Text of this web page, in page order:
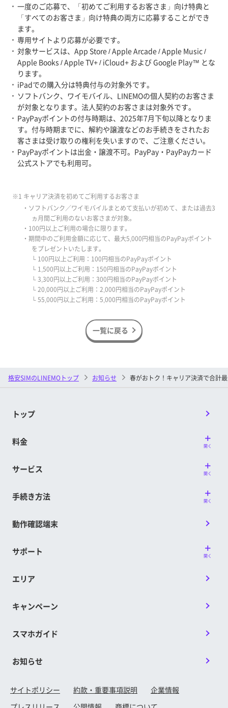
一度のご応募で、「初めてご利用するお客さま」向け特典と
「すべてのお客さま」向け特典の両方に応募することができ
ます。
専用サイトより応募が必要です。
対象サービスは、App Store / Apple Arcade / Apple Music /
Apple Books / Apple TV+ / iCloud+ および Google Play™ とな
ります。
iPadでの購入分は特典付与の対象外です。
ソフトバンク、ワイモバイル、LINEMOの個人契約のお客さま
が対象となります。法人契約のお客さまは対象外です。
PayPayポイントの付与時期は、2025年7月下旬以降となりま
す。付与時期までに、解約や譲渡などのお手続きをされたお
客さまは受け取りの権利を失いますので、ご注意ください。
PayPayポイントは出金・譲渡不可。PayPay・PayPayカード
公式ストアでも利用可。
※1 キャリア決済を初めてご利用するお客さま
・ソフトバンク／ワイモバイルまとめて支払いが初めて、または過去3
ヵ月間ご利用のないお客さまが対象。
・100円以上ご利用の場合に限ります。
・期間中のご利用金額に応じて、最大5,000円相当のPayPayポイント
をプレゼントいたします。
└ 100円以上ご利用：100円相当のPayPayポイント
└ 1,500円以上ご利用：150円相当のPayPayポイント
└ 3,300円以上ご利用：300円相当のPayPayポイント
└ 20,000円以上ご利用：2,000円相当のPayPayポイント
└ 55,000円以上ご利用：5,000円相当のPayPayポイント
一覧に戻る
格安SIMのLINEMOトップ お知らせ 春がおトク！キャリア決済で合計
トップ
料金 開く
サービス 開く
手続き方法 開く
動作確認端末
サポート 開く
エリア
キャンペーン
スマホガイド
お知らせ
サイトポリシー 約款・重要事項説明
企業情報